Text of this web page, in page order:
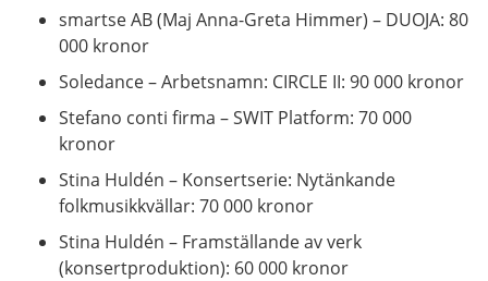
smartse AB (Maj Anna-Greta Himmer) – DUOJA: 80
000 kronor
Soledance – Arbetsnamn: CIRCLE II: 90 000 kronor
Stefano conti firma – SWIT Platform: 70 000
kronor
Stina Huldén – Konsertserie: Nytänkande
folkmusikkvällar: 70 000 kronor
Stina Huldén – Framställande av verk
(konsertproduktion): 60 000 kronor